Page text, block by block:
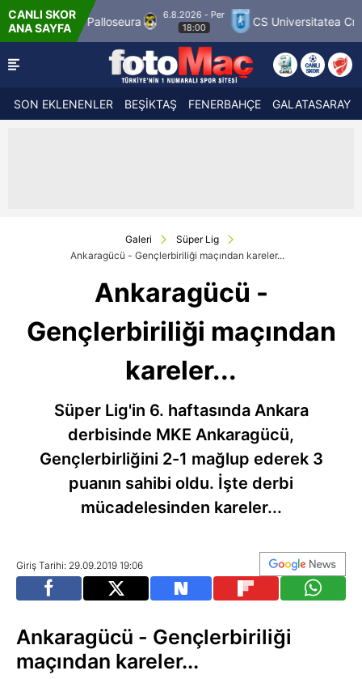
CANLI SKOR
ANA SAYFA
- Per
18:00
CS Universitatea Craiova 1948 FC Inter Turku
SON EKLENENLER BEŞİKTAŞ FENERBAHÇE GALATASARAY
Galeri
Süper Lig
Ankaragücü - Gençlerbiriliği maçından kareler...
Ankaragücü -
Gençlerbiriliği maçından
kareler...
Süper Lig'in 6. haftasında Ankara
derbisinde MKE Ankaragücü,
Gençlerbirliğini 2-1 mağlup ederek 3
puanın sahibi oldu. İşte derbi
mücadelesinden kareler...
Giriş Tarihi: 29.09.2019 19:06
Ankaragücü - Gençlerbiriliği
maçından kareler...